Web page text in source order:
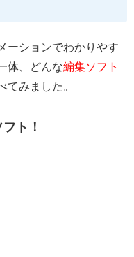
ーションでわかりやす
体、どんな編集ソフト
てみました。
ト！